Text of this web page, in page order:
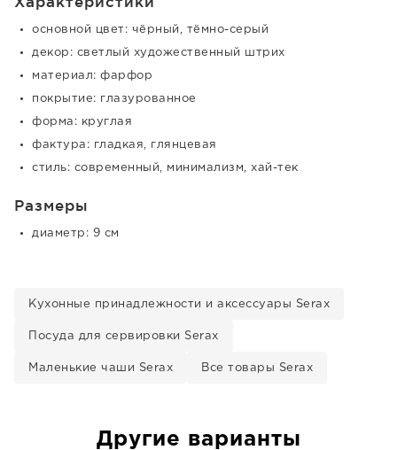
основной цвет: чёрный, тёмно-серый
декор: светлый художественный штрих
материал: фарфор
покрытие: глазурованное
форма: круглая
фактура: гладкая, глянцевая
стиль: современный, минимализм, хай-тек
Размеры
диаметр: 9 см
Кухонные принадлежности и аксессуары Serax
Посуда для сервировки Serax
Маленькие чаши Serax Все товары Serax
Другие варианты